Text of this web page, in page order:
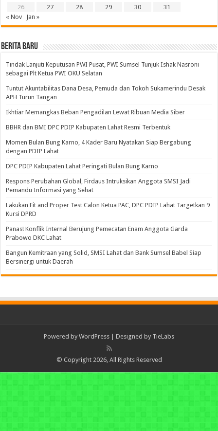
26
27 28 29 30
31
« Nov
Jan »
BERITA BARU
Tindak Lanjuti Keputusan PWI Pusat, PWI Sumsel Tunjuk Ishak Nasroni
sebagai Plt Ketua PWI OKU Selatan
Tuntut Akuntabilitas Dana Desa, Pemuda dan Tokoh Sukamerindu Desak
APH Turun Tangan
Ikhtiar Memangkas Beban Pengadilan Lewat Ribuan Media Siber
BBHR dan BMI DPC PDIP Kabupaten Lahat Resmi Terbentuk
Momen Bulan Bung Karno, 4 Kader Baru Nyatakan Siap Bergabung
dengan PDIP Lahat
DPC PDIP Kabupaten Lahat Peringati Bulan Bung Karno
Respons Perubahan Global, Firdaus Intruksikan Anggota SMSI Jadi
Pemandu Informasi yang Sehat
Lakukan Fit and Proper Test Calon Ketua PAC, DPC PDIP Lahat Targetkan 9
Kursi DPRD
Panas! Konflik Internal Berujung Pemecatan Enam Anggota Garda
Prabowo DKC Lahat
Bangun Kemitraan yang Solid, SMSI Lahat dan Bank Sumsel Babel Siap
Bersinergi untuk Daerah
Powered by WordPress | Designed by TieLabs
© Copyright 2026, All Rights Reserved